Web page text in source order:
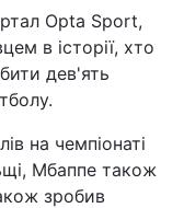
Opta Sport,
в історії, хто
дев'ять
на чемпіонаті
Мбаппе також
зробив